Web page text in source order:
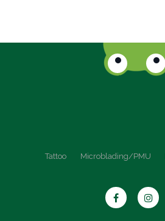
Tattoo Microblading/PMU